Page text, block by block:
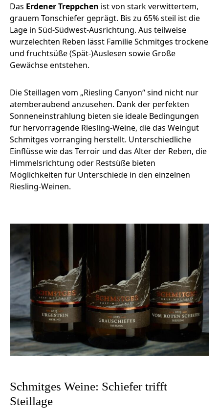
Das Erdener Treppchen ist von stark verwittertem,
grauem Tonschiefer geprägt. Bis zu 65% steil ist die
Lage in Süd-Südwest-Ausrichtung. Aus teilweise
wurzelechten Reben lässt Familie Schmitges trockene
und fruchtsüße (Spät-)Auslesen sowie Große
Gewächse entstehen.
Die Steillagen vom „Riesling Canyon“ sind nicht nur
atemberaubend anzusehen. Dank der perfekten
Sonneneinstrahlung bieten sie ideale Bedingungen
für hervorragende Riesling-Weine, die das Weingut
Schmitges vorranging herstellt. Unterschiedliche
Einflüsse wie das Terroir und das Alter der Reben, die
Himmelsrichtung oder Restsüße bieten
Möglichkeiten für Unterschiede in den einzelnen
Riesling-Weinen.
Schmitges Weine: Schiefer trifft
Steillage